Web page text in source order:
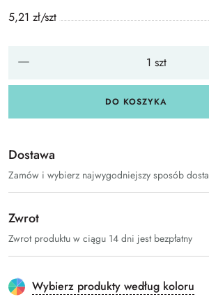
5,21 zł/szt
DO KOSZYKA
Dostawa
Zamów i wybierz najwygodniejszy sposób
Zwrot
Zwrot produktu w ciągu 14 dni jest bezpłatny
Wybierz produkty według koloru